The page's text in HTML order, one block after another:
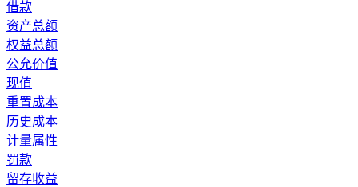
借款
资产总额
权益总额
公允价值
现值
重置成本
历史成本
计量属性
罚款
留存收益